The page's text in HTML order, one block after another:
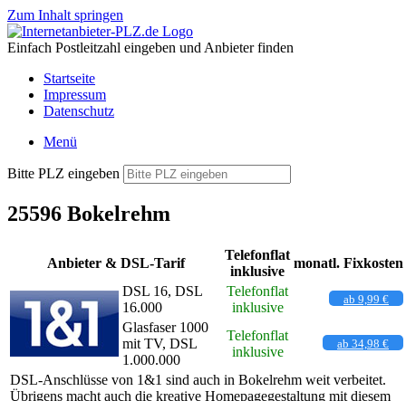
Zum Inhalt springen
Einfach Postleitzahl eingeben und Anbieter finden
Startseite
Impressum
Datenschutz
Menü
Bitte PLZ eingeben
25596 Bokelrehm
Anbieter & DSL-Tarif
Telefonflat
inklusive
monatl. Fixkosten
DSL 16, DSL
16.000
Telefonflat
inklusive
ab 9,99 €
Glasfaser 1000
mit TV, DSL
1.000.000
Telefonflat
inklusive
ab 34,98 €
DSL-Anschlüsse von 1&1 sind auch in Bokelrehm weit verbeitet.
Übrigens macht auch die kreative Homepagegestaltung mit diesem